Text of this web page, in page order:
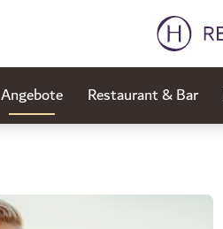
Angebote Restaurant & Bar